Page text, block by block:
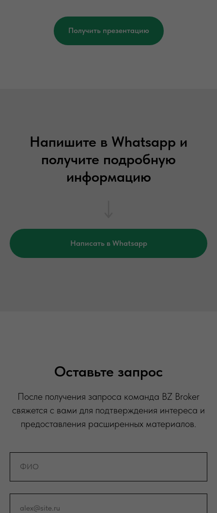
Получить презентацию
Напишите в Whatsapp и
получите подробную
информацию
Написать в Whatsapp
Оставьте запрос
После получения запроса команда BZ Broker
свяжется с вами для подтверждения интереса и
предоставления расширенных материалов.